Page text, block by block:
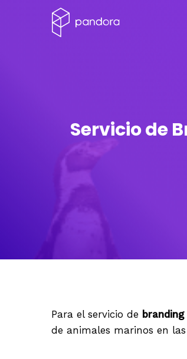
Servicio de
Para el servicio de branding
de animales marinos en